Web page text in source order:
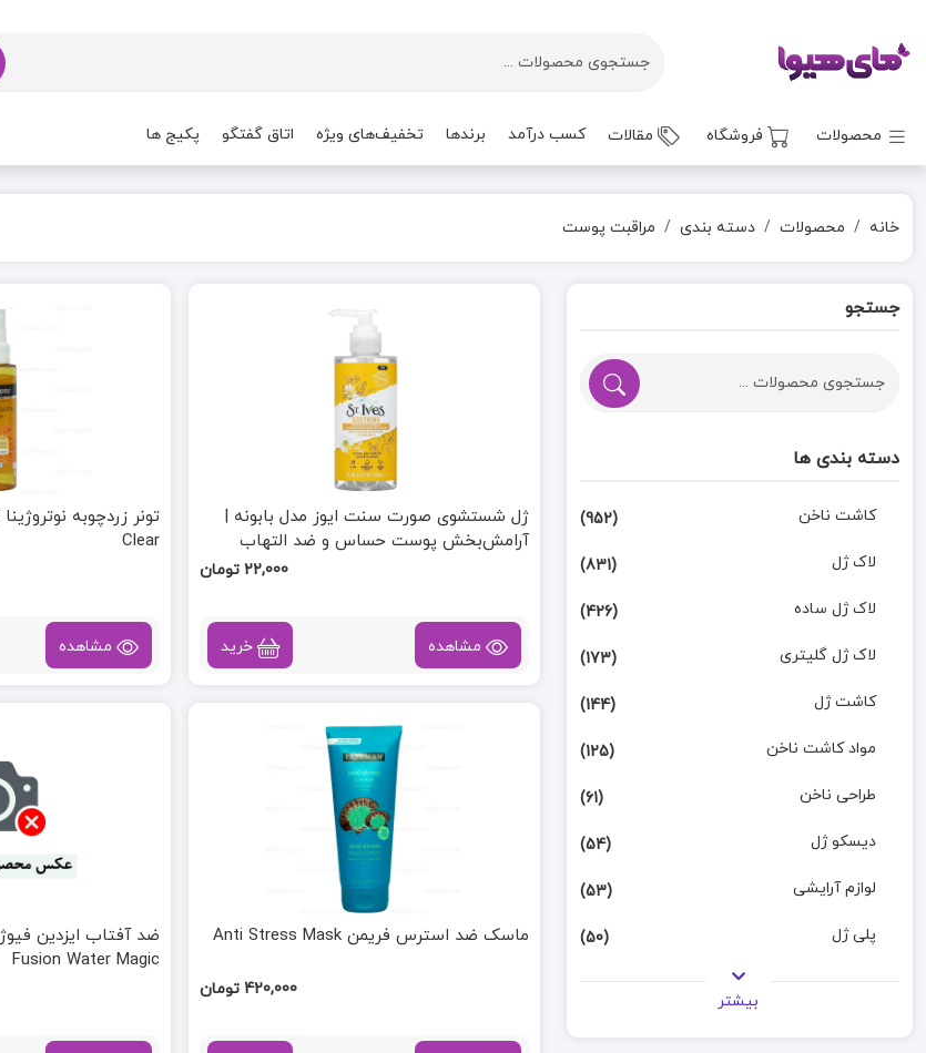
محصولات فروشگاه مقالات کسب درآمد برندها تخفیف‌های ویژه اتاق گفتگو پکیج ها
خانه محصولات دسته بندی مراقبت پوست
جستجو
دسته بندی ها
کاشت ناخن (952)
لاک ژل (831)
لاک ژل ساده (426)
لاک ژل گلیتری (173)
کاشت ژل (144)
مواد کاشت ناخن (125)
طراحی ناخن (61)
دیسکو ژل (54)
لوازم آرایشی (53)
پلی ژل (50)
بیشتر
ژل شستشوی صورت سنت ایوز مدل بابونه |
آرامش‌بخش پوست حساس و ضد التهاب
22,000 تومان
مشاهده خرید
Clear
مشاهده
ماسک ضد استرس فریمن Anti Stress Mask
420,000 تومان
Fusion Water Magic